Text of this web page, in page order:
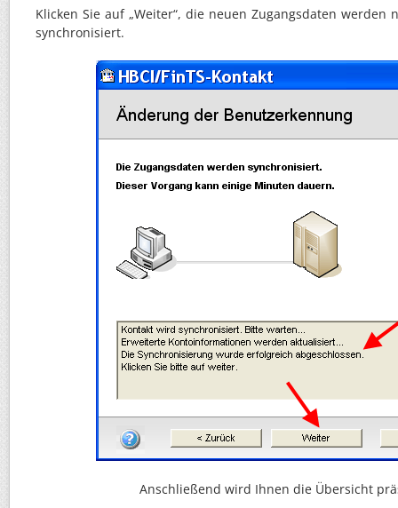
Klicken Sie auf „Weiter“, die neuen Zugangsdaten werden
synchronisiert.
Anschließend wird Ihnen die Übersicht